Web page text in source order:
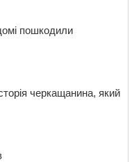
пошкодили
черкащанина, який